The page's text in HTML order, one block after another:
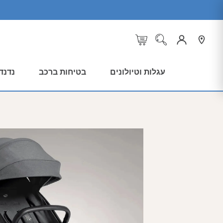
בטיחות ברכב עגלות וטיולונים